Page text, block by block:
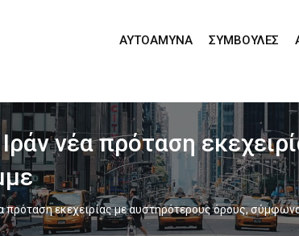
ΑΥΤΟΆΜΥΝΑ
ΣΥΜΒΟΥΛΈΣ
νέα πρόταση
πρόταση εκεχειρίας με αυστηρότερους όρους,